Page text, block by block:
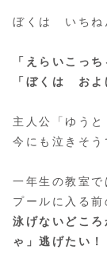
ぼくは いちね
「えらいこっち
「ぼくは およ
主人公「ゆう
今にも泣きそう
一年生の教室で
プールに入る
泳げないどこ
ゃ」逃げたい！